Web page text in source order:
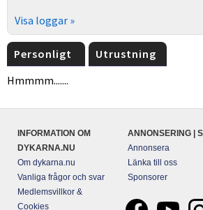
Visa loggar »
Personligt
Utrustning
Hmmmm.......
INFORMATION OM
DYKARNA.NU
Om dykarna.nu
Vanliga frågor och svar
Medlemsvillkor &
Cookies
ANNONSERING |
Annonsera
Länka till oss
Sponsorer